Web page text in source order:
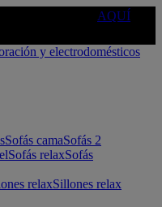
AQUÍ
Sofás camaSofás 2
Sofás relaxSofás
relaxSillones relax